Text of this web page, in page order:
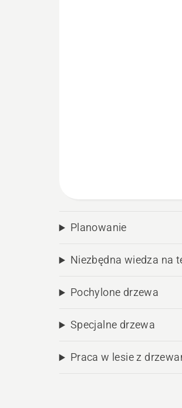
Planowanie
Niezbędna wiedza na
Pochylone drzewa
Specjalne drzewa
Praca w lesie z